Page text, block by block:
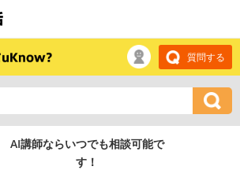
質問する
AI講師ならいつでも相談可能で
す！